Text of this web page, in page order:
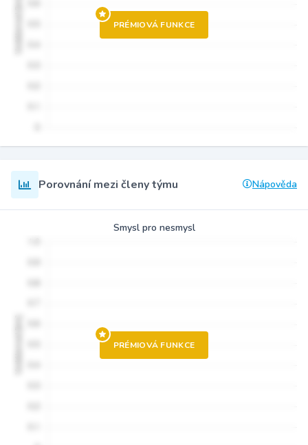
PRÉMIOVÁ FUNKCE
Porovnání mezi členy týmu Nápověda
Smysl pro nesmysl
PRÉMIOVÁ FUNKCE